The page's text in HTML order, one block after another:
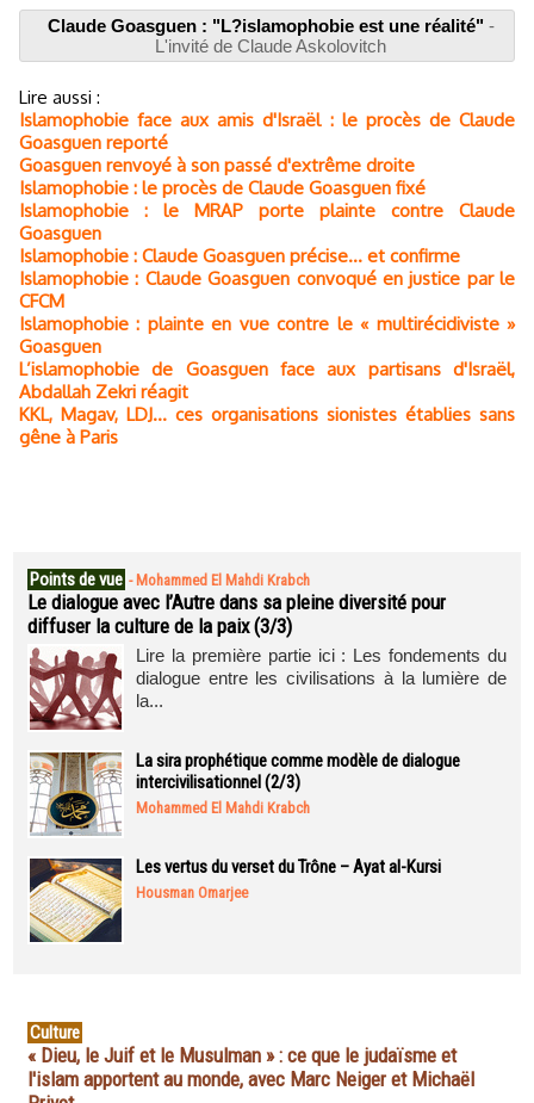
Claude Goasguen : "L?islamophobie est une réalité" -
L'invité de Claude Askolovitch
Lire aussi :
Islamophobie face aux amis d'Israël : le procès de Claude
Goasguen reporté
Goasguen renvoyé à son passé d'extrême droite
Islamophobie : le procès de Claude Goasguen fixé
Islamophobie : le MRAP porte plainte contre Claude
Goasguen
Islamophobie : Claude Goasguen précise… et confirme
Islamophobie : Claude Goasguen convoqué en justice par le
CFCM
Islamophobie : plainte en vue contre le « multirécidiviste »
Goasguen
L’islamophobie de Goasguen face aux partisans d'Israël,
Abdallah Zekri réagit
KKL, Magav, LDJ... ces organisations sionistes établies sans
gêne à Paris
Points de vue - Mohammed El Mahdi Krabch
Le dialogue avec l’Autre dans sa pleine diversité pour
diffuser la culture de la paix (3/3)
Lire la première partie ici : Les fondements du
dialogue entre les civilisations à la lumière de
la...
La sira prophétique comme modèle de dialogue
intercivilisationnel (2/3)
Mohammed El Mahdi Krabch
Les vertus du verset du Trône – Ayat al-Kursi
Housman Omarjee
Culture
« Dieu, le Juif et le Musulman » : ce que le judaïsme et
l'islam apportent au monde, avec Marc Neiger et Michaël